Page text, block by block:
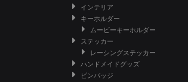
インテリア
キーホルダー
ムービーキーホルダー
ステッカー
レーシングステッカー
ハンドメイドグッズ
ピンバッジ